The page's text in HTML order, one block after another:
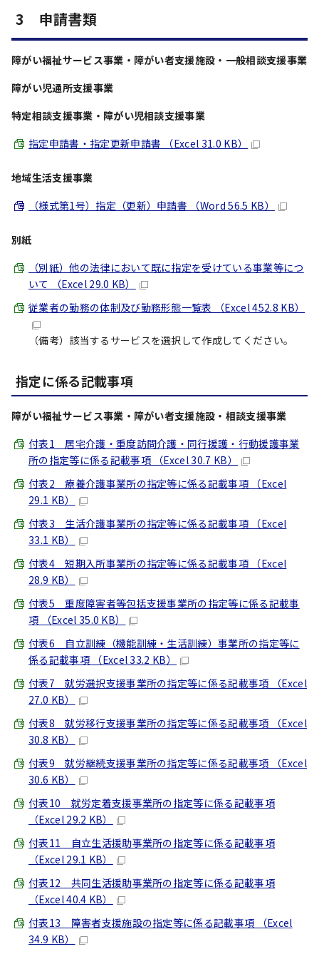
3 申請書類
障がい福祉サービス事業・障がい者支援施設・一般相談支援事業
障がい児通所支援事業
特定相談支援事業・障がい児相談支援事業
指定申請書・指定更新申請書 （Excel 31.0 KB）
地域生活支援事業
（様式第1号）指定（更新）申請書 （Word 56.5 KB）
別紙
（別紙）他の法律において既に指定を受けている事業等につ
いて （Excel 29.0 KB）
従業者の勤務の体制及び勤務形態一覧表 （Excel 452.8 KB）
（備考）該当するサービスを選択して作成してください。
指定に係る記載事項
障がい福祉サービス事業・障がい者支援施設・相談支援事業
付表1 居宅介護・重度訪問介護・同行援護・行動援護事業
所の指定等に係る記載事項 （Excel 30.7 KB）
付表2 療養介護事業所の指定等に係る記載事項 （Excel
29.1 KB）
付表3 生活介護事業所の指定等に係る記載事項 （Excel
33.1 KB）
付表4 短期入所事業所の指定等に係る記載事項 （Excel
28.9 KB）
付表5 重度障害者等包括支援事業所の指定等に係る記載事
項 （Excel 35.0 KB）
付表6 自立訓練（機能訓練・生活訓練）事業所の指定等に
係る記載事項 （Excel 33.2 KB）
付表7 就労選択支援事業所の指定等に係る記載事項 （Excel
27.0 KB）
付表8 就労移行支援事業所の指定等に係る記載事項 （Excel
30.8 KB）
付表9 就労継続支援事業所の指定等に係る記載事項 （Excel
30.6 KB）
付表10 就労定着支援事業所の指定等に係る記載事項
（Excel 29.2 KB）
付表11 自立生活援助事業所の指定等に係る記載事項
（Excel 29.1 KB）
付表12 共同生活援助事業所の指定等に係る記載事項
（Excel 40.4 KB）
付表13 障害者支援施設の指定等に係る記載事項 （Excel
34.9 KB）